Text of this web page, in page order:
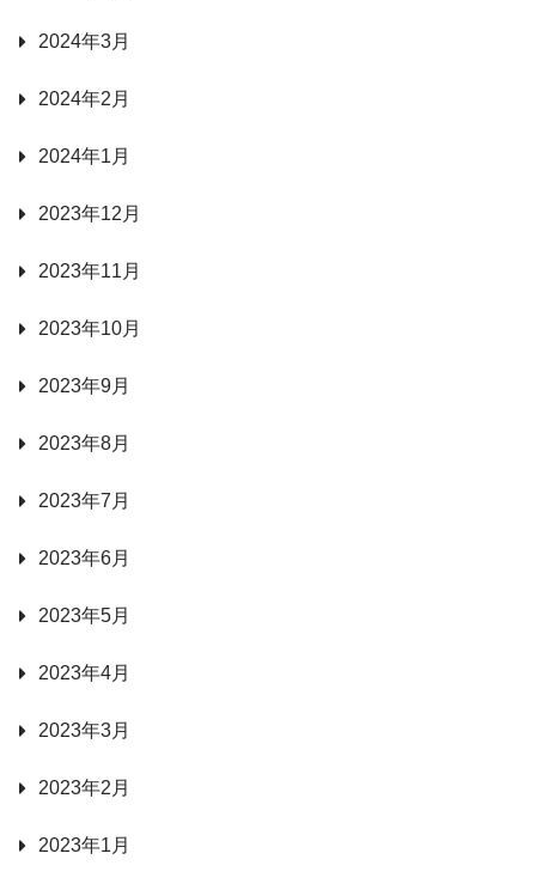
2024年3月
2024年2月
2024年1月
2023年12月
2023年11月
2023年10月
2023年9月
2023年8月
2023年7月
2023年6月
2023年5月
2023年4月
2023年3月
2023年2月
2023年1月